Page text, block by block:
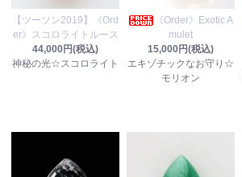
【ツーソン2019】《Ord
er》スコロライトルース
44,000円(税込)
神秘の光☆スコロライト
《Order》Exotic A
mulet
15,000円(税込)
エキゾチックなお守り☆
モリオン